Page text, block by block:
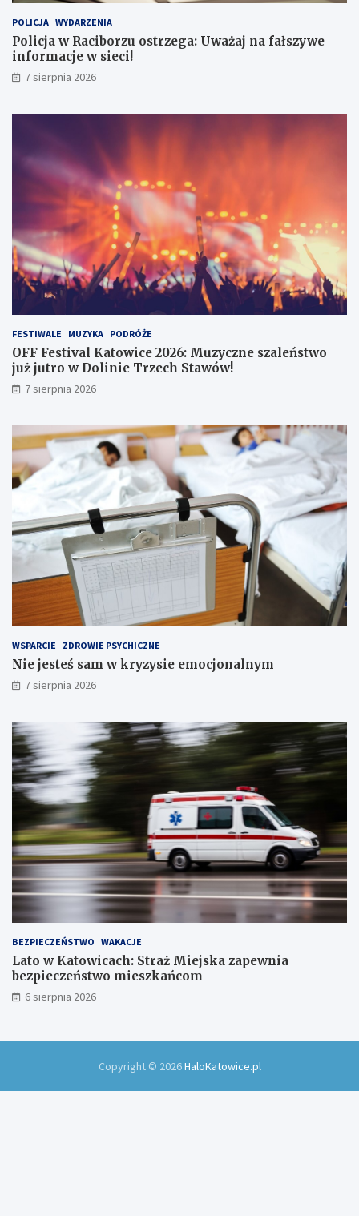
z
e
g
a
:
w
f
a
ł
s
z
y
w
e
i
n
f
o
a
c
j
e
i
e
c
!
2
6
:
M
u
y
a
l
e
ń
s
w
o
j
u
ż
j
r
o
w
D
i
n
i
T
r
c
h
S
w
ó
w
!
POLICJA WYDARZENIA
Policja w Raciborzu ostrzega: Uważaj na fałszywe
informacje w sieci!
7 sierpnia 2026
FESTIWALE MUZYKA PODRÓŻE
OFF Festival Katowice 2026: Muzyczne szaleństwo
już jutro w Dolinie Trzech Stawów!
7 sierpnia 2026
WSPARCIE ZDROWIE PSYCHICZNE
Nie jesteś sam w kryzysie emocjonalnym
7 sierpnia 2026
BEZPIECZEŃSTWO WAKACJE
Lato w Katowicach: Straż Miejska zapewnia
bezpieczeństwo mieszkańcom
6 sierpnia 2026
Copyright © 2026HaloKatowice.pl